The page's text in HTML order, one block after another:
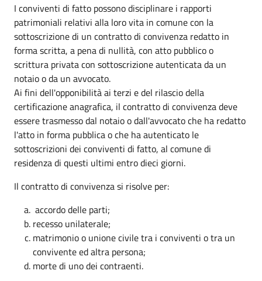
I conviventi di fatto possono disciplinare i rapporti
patrimoniali relativi alla loro vita in comune con la
sottoscrizione di un contratto di convivenza redatto in
forma scritta, a pena di nullità, con atto pubblico o
scrittura privata con sottoscrizione autenticata da un
notaio o da un avvocato.
Ai fini dell'opponibilità ai terzi e del rilascio della
certificazione anagrafica, il contratto di convivenza deve
essere trasmesso dal notaio o dall'avvocato che ha redatto
l'atto in forma pubblica o che ha autenticato le
sottoscrizioni dei conviventi di fatto, al comune di
residenza di questi ultimi entro dieci giorni.
Il contratto di convivenza si risolve per:
accordo delle parti;
recesso unilaterale;
matrimonio o unione civile tra i conviventi o tra un
convivente ed altra persona;
morte di uno dei contraenti.